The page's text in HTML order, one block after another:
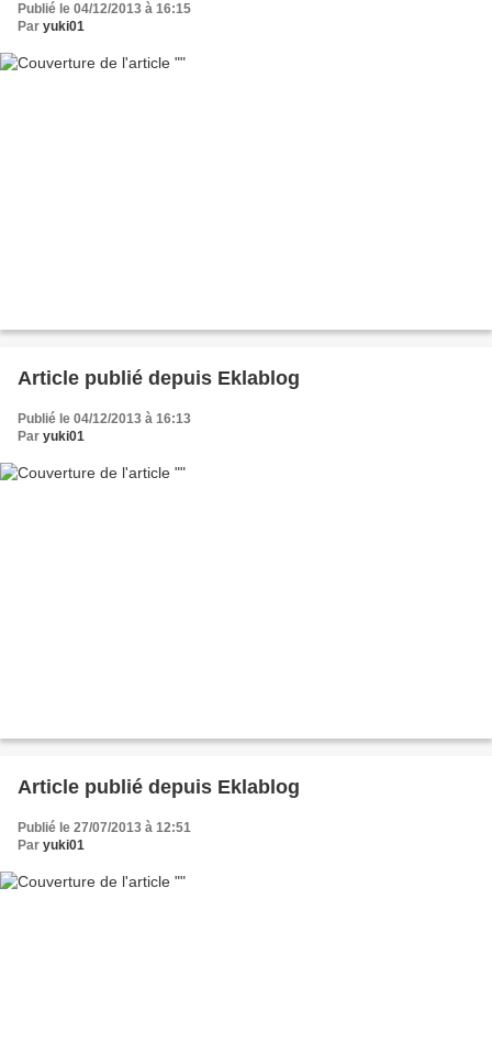
Publié le 04/12/2013 à 16:15
Par yuki01
Article publié depuis Eklablog
Publié le 04/12/2013 à 16:13
Par yuki01
Article publié depuis Eklablog
Publié le 27/07/2013 à 12:51
Par yuki01